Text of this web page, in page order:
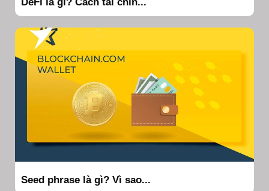
Seed phrase là gì? Vì sao...